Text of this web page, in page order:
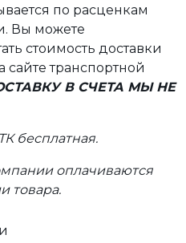
по расценкам
Вы можете
стоимость доставки
сайте транспортной
В СЧЕТА МЫ НЕ
бесплатная.
оплачиваются
товара.